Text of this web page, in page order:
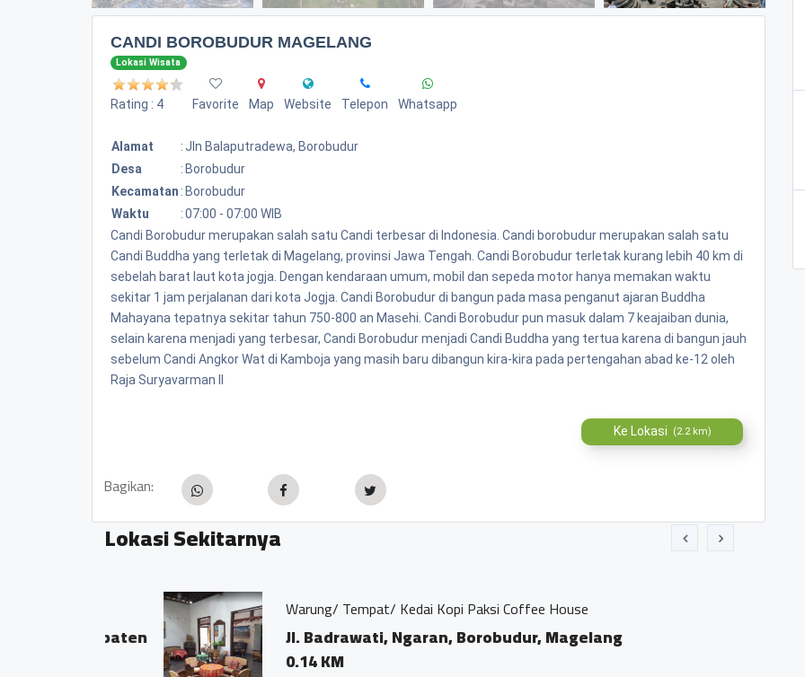
CANDI BOROBUDUR MAGELANG
Lokasi Wisata
Rating : 4 Favorite Map Website Telepon Whatsapp
Alamat : Jln Balaputradewa, Borobudur
Desa
: Borobudur
Kecamatan : Borobudur
Waktu
:07:00 - 07:00 WIB
Candi Borobudur merupakan salah satu Candi terbesar di Indonesia. Candi borobudur merupakan salah satu
Candi Buddha yang terletak di Magelang, provinsi Jawa Tengah. Candi Borobudur terletak kurang lebih 40 km di
sebelah barat laut kota jogja. Dengan kendaraan umum, mobil dan sepeda motor hanya memakan waktu
sekitar 1 jam perjalanan dari kota Jogja. Candi Borobudur di bangun pada masa penganut ajaran Buddha
Mahayana tepatnya sekitar tahun 750-800 an Masehi. Candi Borobudur pun masuk dalam 7 keajaiban dunia,
selain karena menjadi yang terbesar, Candi Borobudur menjadi Candi Buddha yang tertua karena di bangun jauh
sebelum Candi Angkor Wat di Kamboja yang masih baru dibangun kira-kira pada pertengahan abad ke-12 oleh
Raja Suryavarman II
Ke Lokasi (2.2 km)
Bagikan:
Lokasi Sekitarnya
Warung/ Tempat/ Kedai Kopi Paksi Coffee House
Jl. Badrawati, Ngaran, Borobudur, Magelang
0.14 KM